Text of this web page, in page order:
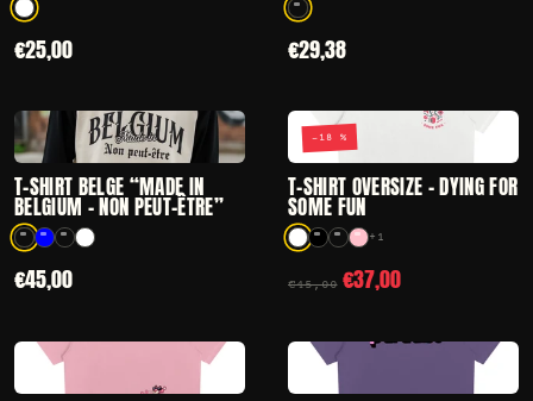
1 coloris disponibles
€25,00
1 coloris disponibles
€29,38
CHOISIR
— T-SHIRT BELGE “MADE IN BELGIUM – NON PEUT-
T-SHIRT BELGE “MADE IN
BELGIUM – NON PEUT-ÊTRE”
4 coloris disponibles
€45,00
−18 %
T-SHIRT OVERSIZE - DYING FOR
SOME FUN
+1
5 coloris disponibles
€45,00 €37,00
— T-SHIRT UNISEXE - LA PANTHERE ROSE— T-SHIRT